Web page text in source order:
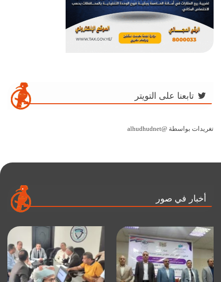
تابعنا على التويتر
تغريدات بواسطة @alhudhudnet
أخبار في صور